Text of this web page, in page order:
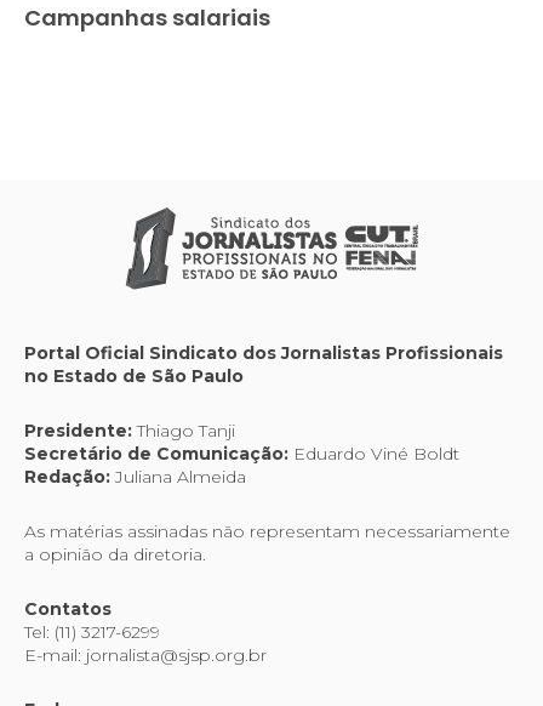
Campanhas salariais
Portal Oficial Sindicato dos Jornalistas Profissionais
no Estado de São Paulo
Presidente:Thiago Tanji
Secretário de Comunicação: Eduardo Viné Boldt
Redação:Juliana Almeida
As matérias assinadas não representam necessariamente
a opinião da diretoria.
Contatos
Tel: (11) 3217-6299
E-mail: jornalista@sjsp.org.br